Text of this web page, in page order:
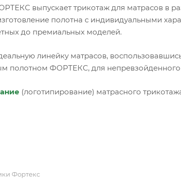
выпускает трикотаж для матрасов в
полотна с индивидуальными
до премиальных моделей.
линейку матрасов,
полотном ФОРТЕКС, для
(логотипирование) матрасного
Фортекс